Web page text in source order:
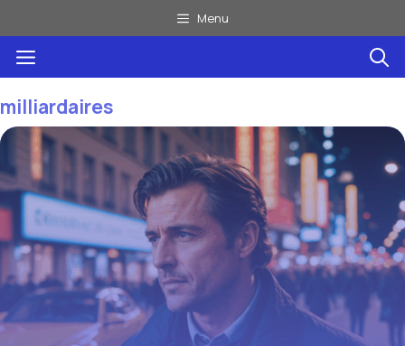
au
contenu
Menu
Menu
milliardaires